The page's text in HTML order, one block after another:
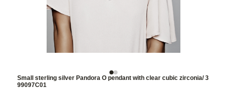
Small sterling silver Pandora O pendant with clear cubic zirconia/ 3
99097C01